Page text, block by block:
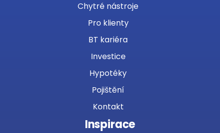
Chytré nástroje
Pro klienty
BT kariéra
Investice
Hypotéky
Pojištění
Kontakt
Inspirace